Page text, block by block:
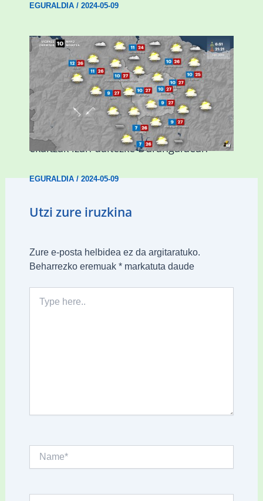
EGURALDIA/ 2024-05-09
Asteburuan 25 gradu baino gehiago eta
ekaitzak izan daitezke Durangaldean
EGURALDIA/2024-05-09
Utzi zure iruzkina
Zure e-posta helbidea ez da argitaratuko.
Beharrezko eremuak *markatuta daude
here..
Name*